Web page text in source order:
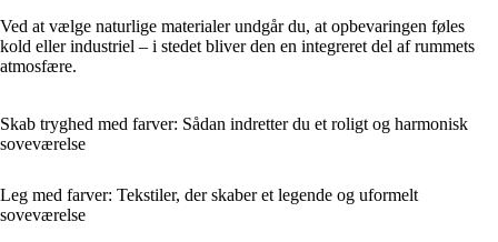
Ved at vælge naturlige materialer undgår du, at opbevaringen føles
kold eller industriel – i stedet bliver den en integreret del af rummets
atmosfære.
Skab tryghed med farver: Sådan indretter du et roligt og harmonisk
soveværelse
Leg med farver: Tekstiler, der skaber et legende og uformelt
soveværelse